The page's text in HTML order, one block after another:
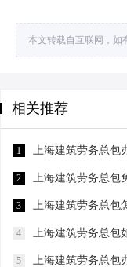
本文转载自互联网，如
相关推荐
1 上海建筑劳务总包办理费用
2 上海建筑劳务总包免费代办？
3 上海建筑劳务总包怎么节税
4 上海建筑劳务总包如何节
5 上海建筑劳务总包办理